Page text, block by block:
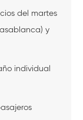
del martes
y
individual